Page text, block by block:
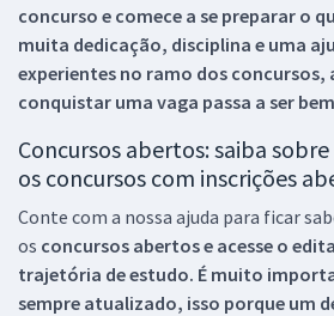
concurso e comece a se preparar o
muita dedicação, disciplina e uma
experientes no ramo dos concursos,
conquistar uma vaga passa a ser
Concursos abertos: saiba
os concursos com inscrições
Conte com a nossa ajuda para ficar
os concursos abertos e acesse o
trajetória de estudo. É muito
sempre atualizado, isso porque um